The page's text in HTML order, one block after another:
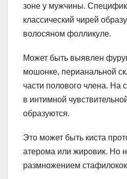
зоне у мужчины.
классический чирей
волосяном фолликуле.
Может быть выявлен
мошонке, перианальной
части полового члена. На
в интимной
образуются.
Это может быть киста
атерома или жировик. Но
размножением